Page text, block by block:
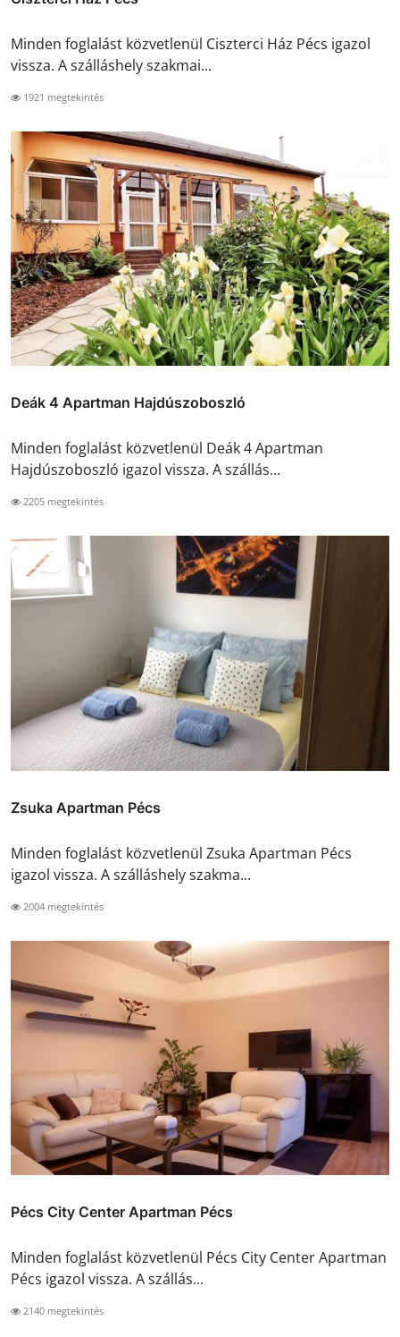
Minden foglalást közvetlenül Ciszterci Ház Pécs igazol
vissza. A szálláshely szakmai...
1921 megtekintés
Deák 4 Apartman Hajdúszoboszló
Minden foglalást közvetlenül Deák 4 Apartman
Hajdúszoboszló igazol vissza. A szállás...
2205 megtekintés
Zsuka Apartman Pécs
Minden foglalást közvetlenül Zsuka Apartman Pécs
igazol vissza. A szálláshely szakma...
2004 megtekintés
Pécs City Center Apartman Pécs
Minden foglalást közvetlenül Pécs City Center Apartman
Pécs igazol vissza. A szállás...
2140 megtekintés